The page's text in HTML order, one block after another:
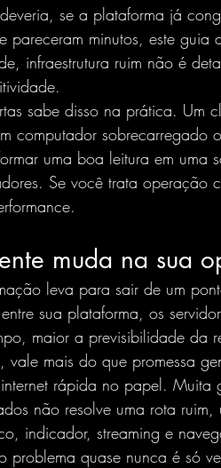
se a plataforma já
pareceram minutos, este
infraestrutura ruim não é
sabe disso na prática. Um
computador sobrecarregado
uma boa leitura em uma
Se você trata operação
muda na sua
leva para sair de um
sua plataforma, os
maior a previsibilidade da
vale mais do que promessa
rápida no papel. Muita
não resolve uma rota
indicador, streaming e
problema quase nunca é só